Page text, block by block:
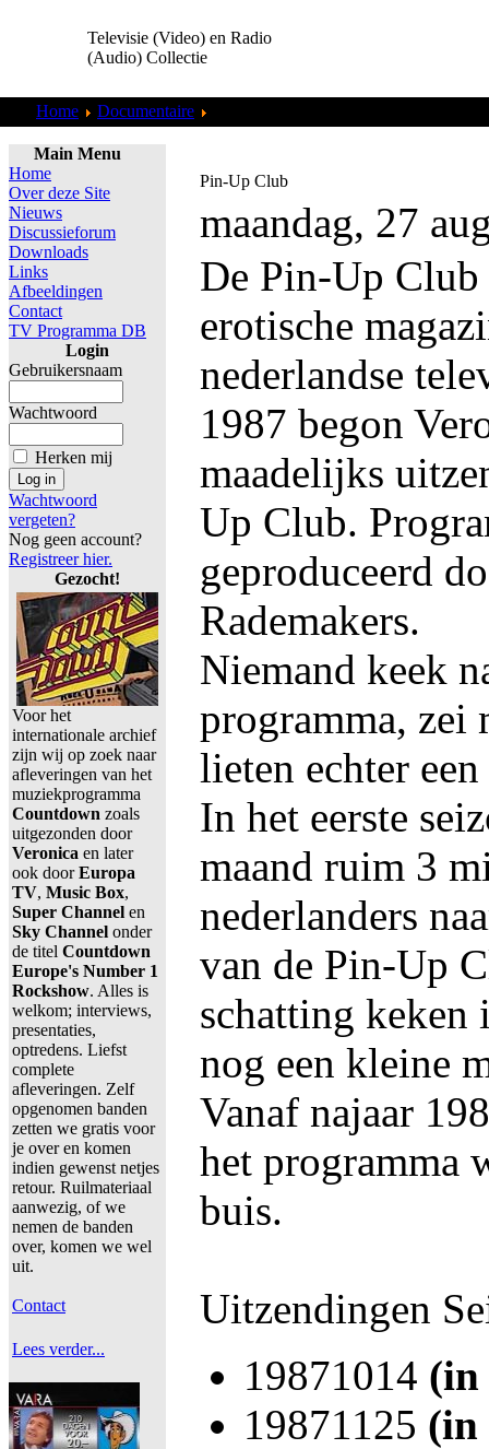
Televisie (Video) en Radio
(Audio) Collectie
Home Documentaire
Main Menu
Home
Over deze Site
Nieuws
Discussieforum
Downloads
Links
Afbeeldingen
Contact
TV Programma DB
Login
Gebruikersnaam
Wachtwoord
Herken mij
Wachtwoord
vergeten?
Nog geen account?
Registreer hier.
Gezocht!
Voor het
internationale archief
zijn wij op zoek naar
afleveringen van het
muziekprogramma
Countdown zoals
uitgezonden door
Veronica en later
ook doorEuropa
TV, Music Box,
Super Channel en
Sky Channel onder
de titel Countdown
Europe's Number 1
Rockshow. Alles is
welkom; interviews,
presentaties,
optredens. Liefst
complete
afleveringen. Zelf
opgenomen banden
zetten we gratis voor
je over en komen
indien gewenst netjes
retour. Ruilmateriaal
aanwezig, of we
nemen de banden
over, komen we wel
uit.
Contact
Lees verder...
Pin-Up Club
maandag, 27
De Pin-Up Club
erotische
nederlandse
1987 begon
maadelijks
Up Club.
geproduceerd
Rademakers.
Niemand keek
programma, zei
lieten echter
In het eerste
maand ruim 3
nederlanders
van de Pin-Up
schatting
nog een kleine
Vanaf najaar
het programma
buis.
Uitzendingen
19871014 (in
19871125 (in